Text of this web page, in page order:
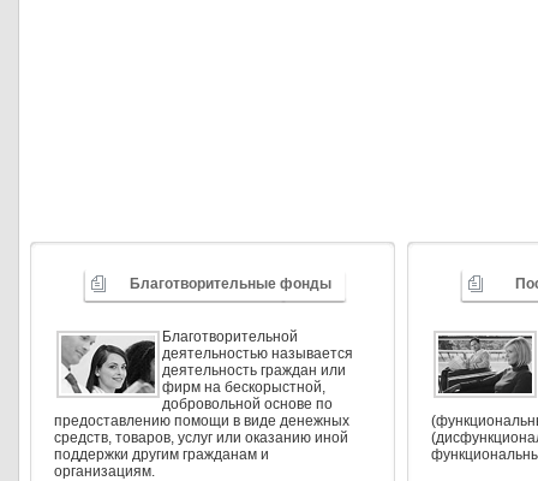
Благотворительные фонды
Благотворительной
деятельностью называется
деятельность граждан или
фирм на бескорыстной,
добровольной основе по
предоставлению помощи в виде денежных
средств, товаров, услуг или оказанию иной
поддержки другим гражданам и
организациям.